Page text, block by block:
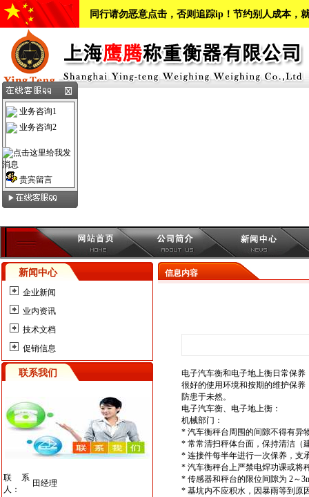
同行请勿恶意点击，否则追踪ip！节约别人成本，
新闻中心
企业新闻
业内资讯
技术文档
促销信息
联系我们
联系
人：
田经理
信息内容
电子汽车衡和电子地上衡日常保养
很好的使用环境和按期的维护保养
防患于未然。
电子汽车衡、 电子地上衡：
机械部门：
* 汽车衡秤台周围的间隙不得有异
* 常常清扫秤体台面，保持清洁（
* 连接件每半年进行一次保养，支
* 汽车衡秤台上严禁电焊功课或将
* 传感器和秤台的限位间隙为 2～
* 基坑内不应积水，因暴雨等到原
业务咨询1
业务咨询2
贵宾留言